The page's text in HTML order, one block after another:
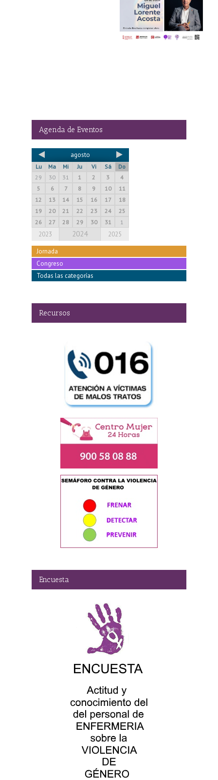
“Violencia de género y
salud mental”
organizado por
Columbares
Agenda de Eventos
agosto
Lu Ma Mi Ju Vi Sá
Do
29
30 31 1 2 3
4
5
6 7 8 9 10
11
12
13 14 15 16 17
18
19
20 21 22 23 24
25
26
27 28 29 30 31 1
2023 2024 2025
Jornada
Congreso
Todas las categorías
Recursos
Encuesta